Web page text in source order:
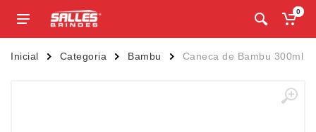
0
Inicial Categoria Bambu Caneca de Bambu 300ml